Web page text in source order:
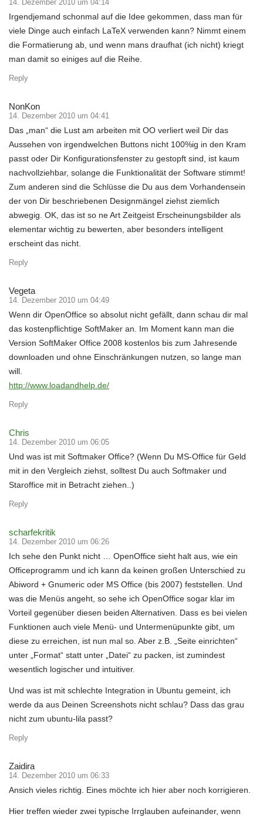
14. Dezember 2010 um 04:14
Irgendjemand schonmal auf die Idee gekommen, dass man für
viele Dinge auch einfach LaTeX verwenden kann? Nimmt einem
die Formatierung ab, und wenn mans draufhat (ich nicht) kriegt
man damit so einiges auf die Reihe.
Reply
NonKon
14. Dezember 2010 um 04:41
Das „man“ die Lust am arbeiten mit OO verliert weil Dir das
Aussehen von irgendwelchen Buttons nicht 100%ig in den Kram
passt oder Dir Konfigurationsfenster zu gestopft sind, ist kaum
nachvollziehbar, solange die Funktionalität der Software stimmt!
Zum anderen sind die Schlüsse die Du aus dem Vorhandensein
der von Dir beschriebenen Designmängel ziehst ziemlich
abwegig. OK, das ist so ne Art Zeitgeist Erscheinungsbilder als
elementar wichtig zu bewerten, aber besonders intelligent
erscheint das nicht.
Reply
Vegeta
14. Dezember 2010 um 04:49
Wenn dir OpenOffice so absolut nicht gefällt, dann schau dir mal
das kostenpflichtige SoftMaker an. Im Moment kann man die
Version SoftMaker Office 2008 kostenlos bis zum Jahresende
downloaden und ohne Einschränkungen nutzen, so lange man
will.
http://www.loadandhelp.de/
Reply
Chris
14. Dezember 2010 um 06:05
Und was ist mit Softmaker Office? (Wenn Du MS-Office für Geld
mit in den Vergleich ziehst, solltest Du auch Softmaker und
Staroffice mit in Betracht ziehen..)
Reply
scharfekritik
14. Dezember 2010 um 06:26
Ich sehe den Punkt nicht … OpenOffice sieht halt aus, wie ein
Officeprogramm und ich kann da keinen großen Unterschied zu
Abiword + Gnumeric oder MS Office (bis 2007) feststellen. Und
was die Menüs angeht, so sehe ich OpenOffice sogar klar im
Vorteil gegenüber diesen beiden Alternativen. Dass es bei vielen
Funktionen auch viele Menü- und Untermenüpunkte gibt, um
diese zu erreichen, ist nun mal so. Aber z.B. „Seite einrichten“
unter „Format“ statt unter „Datei“ zu packen, ist zumindest
wesentlich logischer und intuitiver.
Und was ist mit schlechte Integration in Ubuntu gemeint, ich
werde da aus Deinen Screenshots nicht schlau? Dass das grau
nicht zum ubuntu-lila passt?
Reply
Zaidira
14. Dezember 2010 um 06:33
Ansich vieles richtig. Eines möchte ich hier aber noch korrigieren.
Hier treffen wieder zwei typische Irrglauben aufeinander, wenn